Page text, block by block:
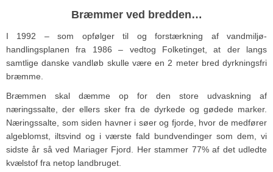
Bræmmer ved bredden…
I 1992 – som opfølger til og forstærkning af vandmiljø-
handlingsplanen fra 1986 – vedtog Folketinget, at der langs
samtlige danske vandløb skulle være en 2 meter bred dyrkningsfri
bræmme.
Bræmmen skal dæmme op for den store udvaskning af
næringssalte, der ellers sker fra de dyrkede og gødede marker.
Næringssalte, som siden havner i søer og fjorde, hvor de medfører
algeblomst, iltsvind og i værste fald bundvendinger som dem, vi
sidste år så ved Mariager Fjord. Her stammer 77% af det udledte
kvælstof fra netop landbruget.